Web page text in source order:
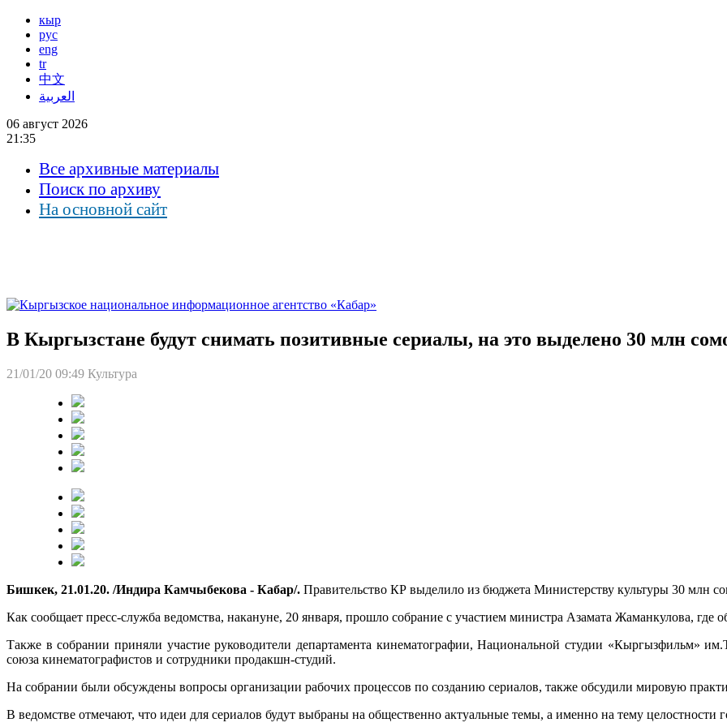
кыр
рус
eng
tr
中文
العربية
06 август 2026
21:35
Все архивные материалы
Поиск по архиву
На основной сайт
В Кыргызстане будут снимать позитивные сериалы, на это выделено 30 млн
21/01/20 09:49 Культура
Бишкек, 21.01.20. /Индира Камчыбекова - Кабар/. Правительство КР выделило из бюджета Министерству культуры 30 млн
Как сообщает пресс-служба ведомства, накануне, 20 января, прошло собрание с участием министра Азамата Жаманкулова, где
Также в собрании приняли участие руководители департамента кинематографии, Национальной студии «Кыргызфильм»
союза кинематографистов и сотрудники продакшн-студий.
На собрании были обсуждены вопросы организации рабочих процессов по созданию сериалов, также обсудили мировую
В ведомстве отмечают, что идеи для сериалов будут выбраны на общественно актуальные темы, а именно на тему целостности